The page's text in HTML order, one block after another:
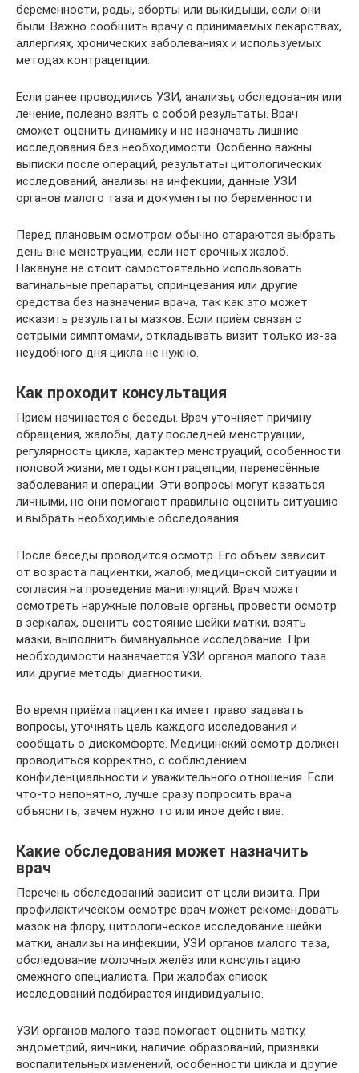
беременности, роды, аборты или выкидыши, если они
были. Важно сообщить врачу о принимаемых лекарствах,
аллергиях, хронических заболеваниях и используемых
методах контрацепции.
Если ранее проводились УЗИ, анализы, обследования или
лечение, полезно взять с собой результаты. Врач
сможет оценить динамику и не назначать лишние
исследования без необходимости. Особенно важны
выписки после операций, результаты цитологических
исследований, анализы на инфекции, данные УЗИ
органов малого таза и документы по беременности.
Перед плановым осмотром обычно стараются выбрать
день вне менструации, если нет срочных жалоб.
Накануне не стоит самостоятельно использовать
вагинальные препараты, спринцевания или другие
средства без назначения врача, так как это может
исказить результаты мазков. Если приём связан с
острыми симптомами, откладывать визит только из-за
неудобного дня цикла не нужно.
Как проходит консультация
Приём начинается с беседы. Врач уточняет причину
обращения, жалобы, дату последней менструации,
регулярность цикла, характер менструаций, особенности
половой жизни, методы контрацепции, перенесённые
заболевания и операции. Эти вопросы могут казаться
личными, но они помогают правильно оценить ситуацию
и выбрать необходимые обследования.
После беседы проводится осмотр. Его объём зависит
от возраста пациентки, жалоб, медицинской ситуации и
согласия на проведение манипуляций. Врач может
осмотреть наружные половые органы, провести осмотр
в зеркалах, оценить состояние шейки матки, взять
мазки, выполнить бимануальное исследование. При
необходимости назначается УЗИ органов малого таза
или другие методы диагностики.
Во время приёма пациентка имеет право задавать
вопросы, уточнять цель каждого исследования и
сообщать о дискомфорте. Медицинский осмотр должен
проводиться корректно, с соблюдением
конфиденциальности и уважительного отношения. Если
что-то непонятно, лучше сразу попросить врача
объяснить, зачем нужно то или иное действие.
Какие обследования может назначить
врач
Перечень обследований зависит от цели визита. При
профилактическом осмотре врач может рекомендовать
мазок на флору, цитологическое исследование шейки
матки, анализы на инфекции, УЗИ органов малого таза,
обследование молочных желёз или консультацию
смежного специалиста. При жалобах список
исследований подбирается индивидуально.
УЗИ органов малого таза помогает оценить матку,
эндометрий, яичники, наличие образований, признаки
воспалительных изменений, особенности цикла и другие